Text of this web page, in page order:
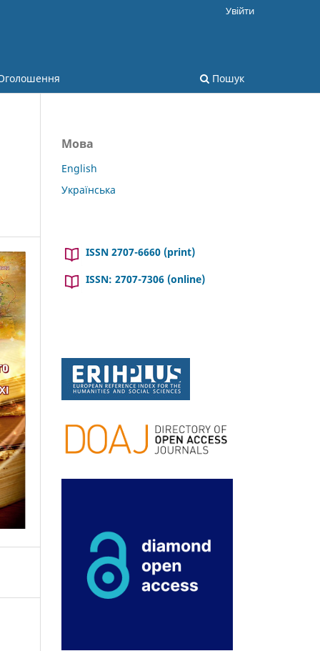
Пошук
Увійти
Мова
English
Українська
ISSN 2707-6660 (print)
ISSN: 2707-7306 (online)